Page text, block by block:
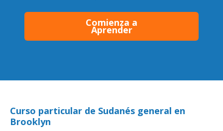
Comienza a
Aprender
Curso particular de Sudanés general en
Brooklyn